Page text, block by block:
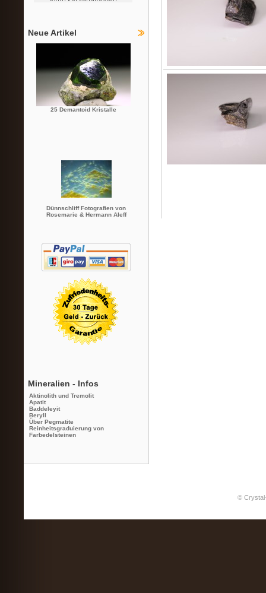
Neue Artikel
25 Demantoid Kristalle
Dünnschliff Fotografien von
Rosemarie & Hermann Aleff
Mineralien - Infos
Aktinolith und Tremolit
Apatit
Baddeleyit
Beryll
Über Pegmatite
Reinheitsgraduierung von
Farbedelsteinen
©